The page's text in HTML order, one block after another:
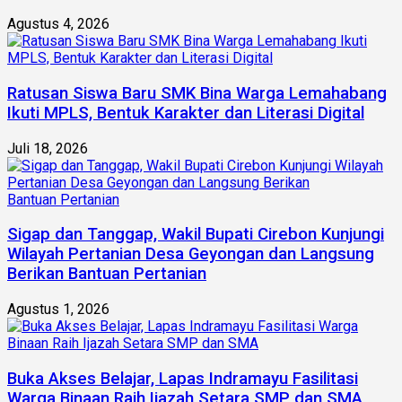
Agustus 4, 2026
Ratusan Siswa Baru SMK Bina Warga Lemahabang
Ikuti MPLS, Bentuk Karakter dan Literasi Digital
Juli 18, 2026
Sigap dan Tanggap, Wakil Bupati Cirebon Kunjungi
Wilayah Pertanian Desa Geyongan dan Langsung
Berikan Bantuan Pertanian
Agustus 1, 2026
Buka Akses Belajar, Lapas Indramayu Fasilitasi